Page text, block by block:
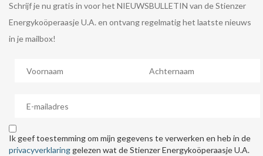
Schrijf je nu gratis in voor het NIEUWSBULLETIN van de Stienzer
Energykoöperaasje U.A. en ontvang regelmatig het laatste nieuws
in je mailbox!
Ik geef toestemming om mijn gegevens te verwerken en heb in de
privacyverklaring gelezen wat de Stienzer Energykoöperaasje U.A.